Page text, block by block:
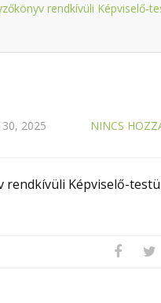
rendkívüli Képviselő-
30, 2025 NINCS
rendkívüli Képviselő-